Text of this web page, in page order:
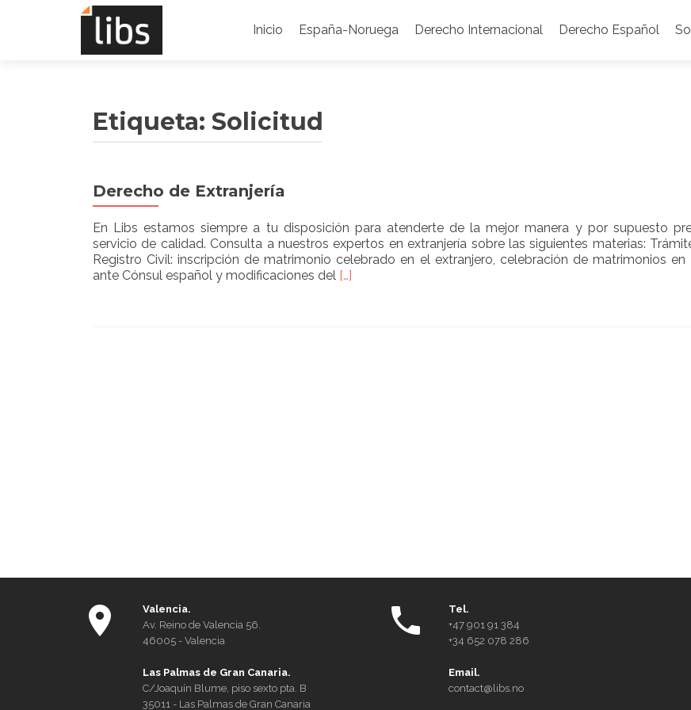
al
Inicio España-Noruega Derecho Internacional Derecho Español
Etiqueta: Solicitud
Derecho de Extranjería
En Libs estamos siempre a tu disposición para atenderte de la mejor manera y por supuesto
servicio de calidad. Consulta a nuestros expertos en extranjería sobre las siguientes materias:
Registro Civil: inscripción de matrimonio celebrado en el extranjero, celebración de matrimonios en
ante Cónsul español y modificaciones del Read
[…]
Valencia.
Av. Reino de Valencia 56.
46005 - Valencia
Las Palmas de Gran Canaria.
C/Joaquín Blume, piso sexto pta. B
35011 - Las Palmas de Gran Canaria
Tel.
+47 901 91 384
+34 652 078 286
Email.
contact@libs.no